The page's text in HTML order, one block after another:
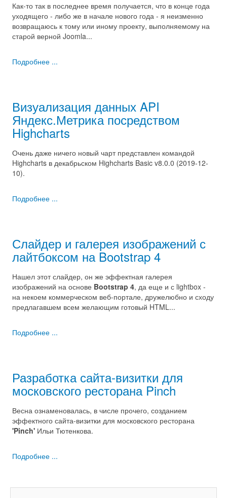
Как-то так в последнее время получается, что в конце года
уходящего - либо же в начале нового года - я неизменно
возвращаюсь к тому или иному проекту, выполняемому на
старой верной Joomla...
Подробнее ...
Визуализация данных API
Яндекс.Метрика посредством
Highcharts
Очень даже ничего новый чарт представлен командой
Highcharts в декабрьском Highcharts Basic v8.0.0 (2019-12-
10).
Подробнее ...
Слайдер и галерея изображений с
лайтбоксом на Bootstrap 4
Нашел этот слайдер, он же эффектная галерея
изображений на основе Bootstrap 4, да еще и с lightbox -
на некоем коммерческом веб-портале, дружелюбно и сходу
предлагавшем всем желающим готовый HTML...
Подробнее ...
Разработка сайта-визитки для
московского ресторана Pinch
Весна ознаменовалась, в числе прочего, созданием
эффектного сайта-визитки для московского ресторана
'Pinch' Ильи Тютенкова.
Подробнее ...